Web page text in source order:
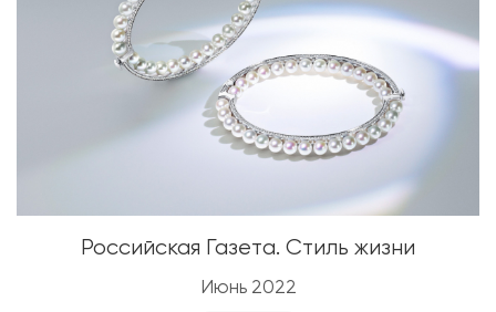
Российская Газета. Стиль жизни
Июнь 2022